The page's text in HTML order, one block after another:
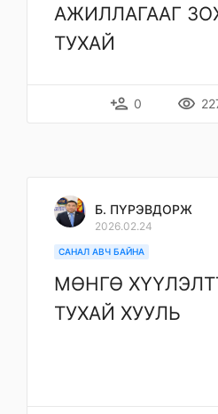
АЖИЛЛАГААГ
ТУХАЙ
person_add 0 remove_red_eye
Б. ПҮРЭВДОРЖ
2026.02.24
САНАЛ АВЧ БАЙНА
МӨНГӨ
ТУХАЙ ХУУЛЬ